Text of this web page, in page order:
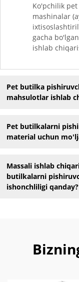
Ko'pchilik
mashinalar
gacha
ishlab
Pet butilka
mahsulotlar ishlab
Pet butilkalarni
material uchun
Massali ishlab
butilkalarni
ishonchliligi qanday?